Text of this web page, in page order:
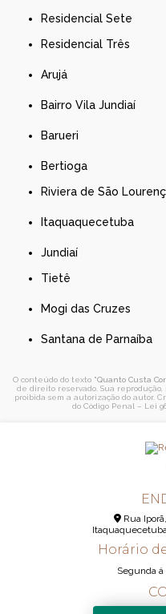
Residencial Sete
Residencial Três
Arujá
Bairro Vila Jundiaí
Barueri
Bertioga
Riviera de São
Itaquaquecetuba
Jundiaí
Tietê
Mogi das Cruzes
Santana de Parnaíba
O conteúdo do texto "Quanto Custa
de direito reservado. Sua reprodução,
proibida sem a autorização do autor.
do Código Penal – Lei
Rua
Horário
Segunda á